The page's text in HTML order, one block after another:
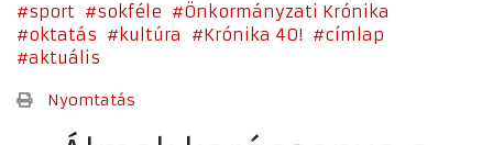
sport sokféle
Önkormányzati Krónika
oktatás
kultúra Krónika 40!
címlap
aktuális
Nyomtatás